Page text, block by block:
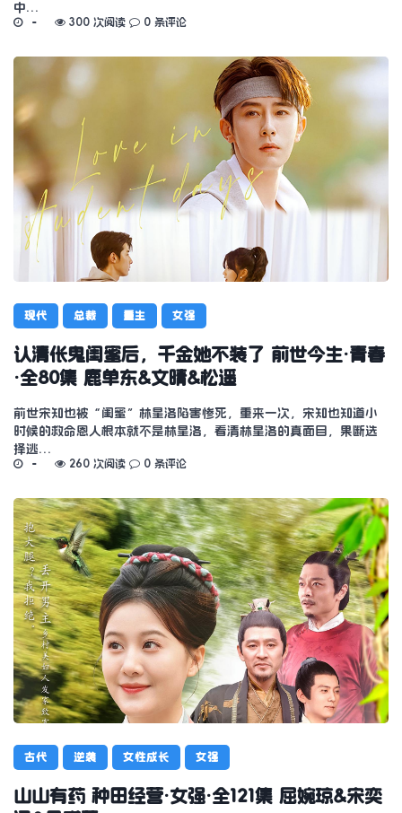
中…
300 次阅读 0 条评论
现代 总裁 重生 女强
认清伥鬼闺蜜后，千金她不装了 前世今生·青春
·全80集 鹿单东&文晴&松遥
前世宋知也被“闺蜜”林星洛陷害惨死，重来一次，宋知也知道小
时候的救命恩人根本就不是林星洛，看清林星洛的真面目，果断选
择逃…
260 次阅读 0 条评论
古代 逆袭 女性成长 女强
山山有药 种田经营·女强·全121集 屈婉琼&宋奕